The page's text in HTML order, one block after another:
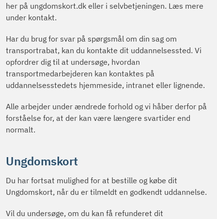
her på ungdomskort.dk eller i selvbetjeningen. Læs mere
under kontakt.
Har du brug for svar på spørgsmål om din sag om
transportrabat, kan du kontakte dit uddannelsessted. Vi
opfordrer dig til at undersøge, hvordan
transportmedarbejderen kan kontaktes på
uddannelsesstedets hjemmeside, intranet eller lignende.
Alle arbejder under ændrede forhold og vi håber derfor på
forståelse for, at der kan være længere svartider end
normalt.
Ungdomskort
Du har fortsat mulighed for at bestille og købe dit
Ungdomskort, når du er tilmeldt en godkendt uddannelse.
Vil du undersøge, om du kan få refunderet dit